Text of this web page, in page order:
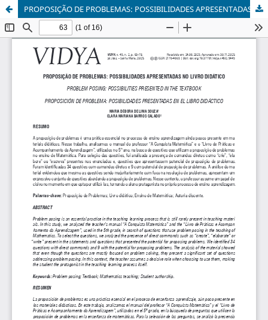
PROPOSIÇÃO DE PROBLEMAS: POSSIBILIDADES APRESENTADAS NO LIVRO DIDÁTICO